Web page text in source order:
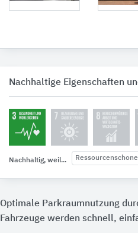
Nachhaltige Eigenschaften
Nachhaltig, weil...
Optimale Parkraumnutzung
Fahrzeuge werden schnell,